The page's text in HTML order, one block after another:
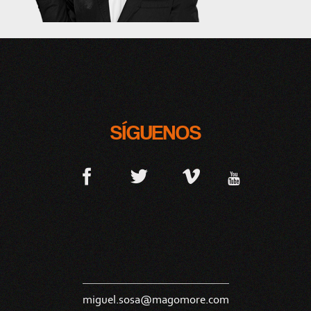
SÍGUENOS
miguel.sosa@magomore.com